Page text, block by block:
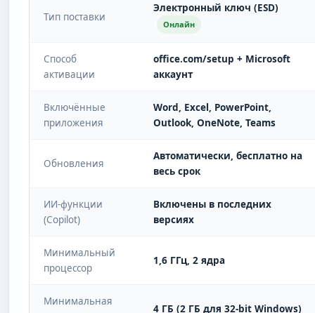
Тип поставки
Электронный ключ (ESD)
Онлайн
Способ
активации
office.com/setup + Microsoft
аккаунт
Включённые
приложения
Word, Excel, PowerPoint,
Outlook, OneNote, Teams
Обновления
Автоматически, бесплатно на
весь срок
ИИ-функции
(Copilot)
Включены в последних
версиях
Минимальный
процессор
1,6 ГГц, 2 ядра
Минимальная
4 ГБ (2 ГБ для 32-bit Windows)